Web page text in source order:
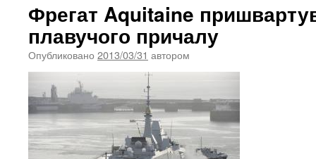
Фрегат Aquitaine
плавучого причалу
Опубликовано 2013/03/31 автором